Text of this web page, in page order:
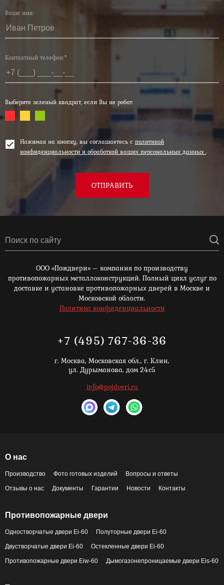
Ваше имя:
Контактный телефон:*
Выберите зеленый квадрат, если Вы не робот:
Нажимая на кнопку, вы соглашаетесь с политикой
конфиденциальности и обработкой ваших персональных данных .
ОТПРАВИТЬ
ООО «Пождвери» – компания по производству
противопожарных металлоконструкций. Полный цикл услуг по
доставке и установке противопожарных дверей в Москве и
Московской области.
Политика конфиденциальности
+7 (495) 767-36-36
г. Москва, Московская обл., г. Клин,
ул. Дурыманова, дом 24с5
info@pojdveri.ru
О нас
Производство Фото готовых изделий Вопросы и ответы
Отзывы о нас Документы Гарантии Новости Контакты
Противопожарные двери
Одностворчатые двери Ei-60 Полуторные двери Ei-60
Двустворчатые двери Ei-60 Остекленные двери Ei-60
Противопожарные двери Eiw-60 Дымогазонепроницаемые двери Eis-60